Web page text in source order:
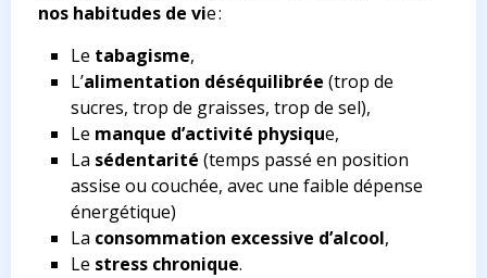
nos habitudes de vie :
Le tabagisme,
L’alimentation déséquilibrée (trop de
sucres, trop de graisses, trop de sel),
Le manque d’activité physique,
La sédentarité (temps passé en position
assise ou couchée, avec une faible dépense
énergétique)
La consommation excessive d’alcool,
Le stress chronique.